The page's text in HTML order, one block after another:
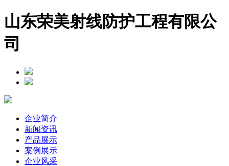
山东荣美射线防护工程有限公
司
企业简介
新闻资讯
产品展示
案例展示
企业风采